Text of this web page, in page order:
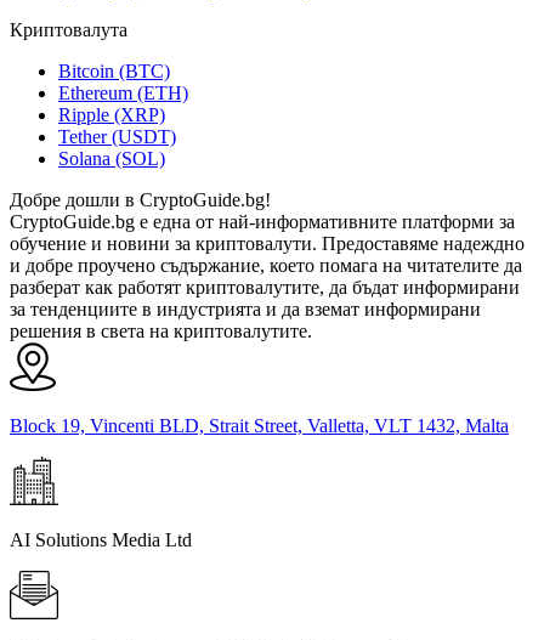
Криптовалута
Bitcoin (BTC)
Ethereum (ETH)
Ripple (XRP)
Tether (USDT)
Solana (SOL)
Добре дошли в CryptoGuide.bg!
CryptoGuide.bg е една от най-информативните платформи за
обучение и новини за криптовалути. Предоставяме надеждно
и добре проучено съдържание, което помага на читателите да
разберат как работят криптовалутите, да бъдат информирани
за тенденциите в индустрията и да вземат информирани
решения в света на криптовалутите.
Block 19, Vincenti BLD, Strait Street, Valletta, VLT 1432, Malta
AI Solutions Media Ltd